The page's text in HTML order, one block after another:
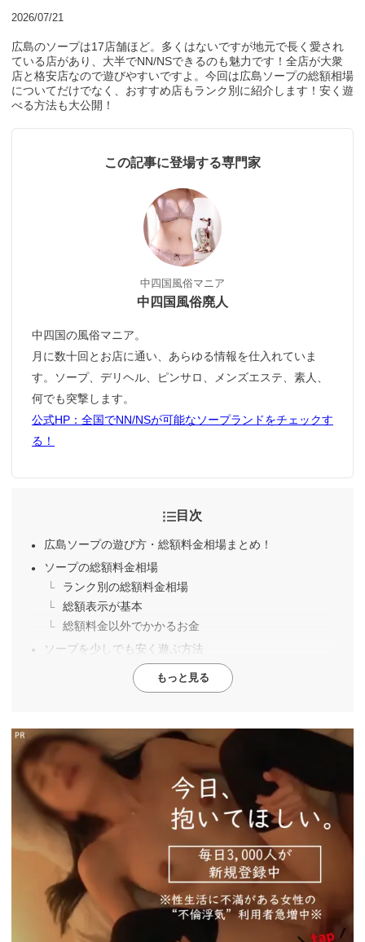
2026/07/21
広島のソープは17店舗ほど。多くはないですが地元で長く愛され
ている店があり、大半でNN/NSできるのも魅力です！全店が大衆
店と格安店なので遊びやすいですよ。今回は広島ソープの総額相場
についてだけでなく、おすすめ店もランク別に紹介します！安く遊
べる方法も大公開！
この記事に登場する専門家
中四国風俗マニア
中四国風俗廃人
中四国の風俗マニア。
月に数十回とお店に通い、あらゆる情報を仕入れていま
す。ソープ、デリヘル、ピンサロ、メンズエステ、素人、
何でも突撃します。
公式HP：全国でNN/NSが可能なソープランドをチェックす
る！
目次
広島ソープの遊び方・総額料金相場まとめ！
ソープの総額料金相場
ランク別の総額料金相場
総額表示が基本
総額料金以外でかかるお金
ソープを少しでも安く遊ぶ方法
もっと見る
https://ac.m-
ads.jp/t6d63J515a0bact6/cl/?
bId=d5716ad5&msid=17434